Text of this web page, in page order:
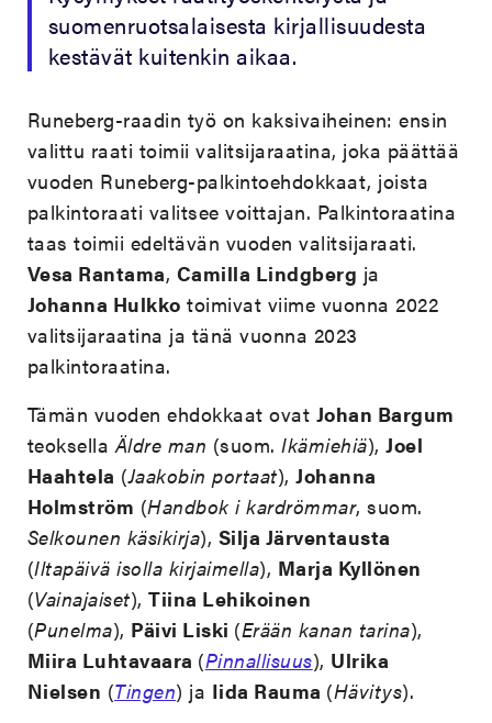
suomenruotsalaisesta kirjallisuudesta
kestävät kuitenkin aikaa.
Runeberg-raadin työ on kaksivaiheinen: ensin
valittu raati toimii valitsijaraatina, joka päättää
vuoden Runeberg-palkintoehdokkaat, joista
palkintoraati valitsee voittajan. Palkintoraatina
taas toimii edeltävän vuoden valitsijaraati.
Vesa Rantama, Camilla Lindgberg ja
Johanna Hulkko toimivat viime vuonna 2022
valitsijaraatina ja tänä vuonna 2023
palkintoraatina.
Tämän vuoden ehdokkaat ovat Johan Bargum
teoksella Äldre man (suom.Ikämiehiä),Joel
Haahtela (Jaakobin portaat),Johanna
Holmström (Handbok i kardrömmar, suom.
Selkounen käsikirja), Silja Järventausta
(Iltapäivä isolla kirjaimella), Marja Kyllönen
(Vainajaiset),Tiina Lehikoinen
(Punelma), Päivi Liski (Erään kanan tarina),
Miira Luhtavaara (Pinnallisuus), Ulrika
Nielsen (Tingen) ja Iida Rauma (Hävitys).